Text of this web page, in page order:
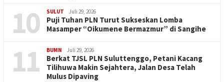
10 SULUT Juli 29, 2026
Puji Tuhan PLN Turut Sukseskan Lomba
Masamper “Oikumene Bermazmur” di Sangihe
11 BUMN Juli 29, 2026
Berkat TJSL PLN Suluttenggo, Petani Kacang
Tilihuwa Makin Sejahtera, Jalan Desa Telah
Mulus Dipaving